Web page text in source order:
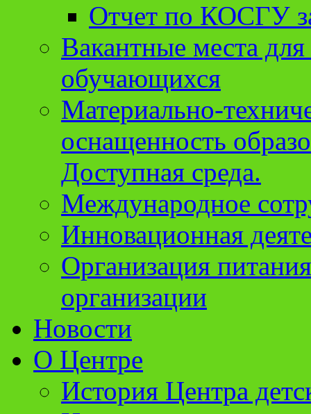
Отчет по КОСГУ
Вакантные места
обучающихся
Материально-
оснащенность
Доступная среда.
Международное
Инновационная
Организация
организации
Новости
О Центре
История Центра